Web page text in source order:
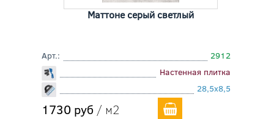
Маттоне серый светлый
Арт.:
2912
Настенная плитка
28,5x8,5
1730 руб / м2